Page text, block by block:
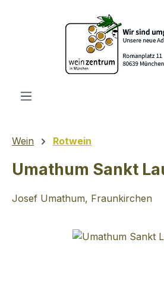
Zum Hauptinhalt springen
Wein Rotwein
Umathum Sankt
Josef Umathum, Fraunkirchen
Bildergalerie überspringen